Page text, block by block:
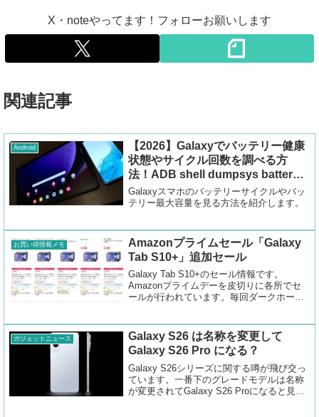
X・noteやってます！フォローお願いします
関連記事
Android
【2026】Galaxyでバッテリー健康
状態やサイクル回数を調べる方
法！ADB shell dumpsys battery
コマンド！
Galaxyスマホのバッテリーサイクルやバッ
テリー最大容量を見る方法を紹介します。
お買い得情報メモ
Amazonプライムセール「Galaxy
Tab S10+」追加セール
Galaxy Tab S10+のセール情報です。
Amazonプライムデーを皮切りに各所でセ
ールが行われています。毎回ダークホース
ガジェットニュース
Galaxy S26 は名称を変更して
Galaxy S26 Pro になる？
Galaxy S26シリーズに関する噂が飛び交っ
ています。一番下のグレードモデルは名称
が変更されてGalaxy S26 Proになると見ら